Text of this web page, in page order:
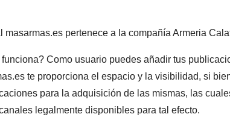
masarmas.es pertenece a la compañía Armeria
Como usuario puedes añadir tus
te proporciona el espacio y la visibilidad, si
para la adquisición de las mismas, las
legalmente disponibles para tal efecto.